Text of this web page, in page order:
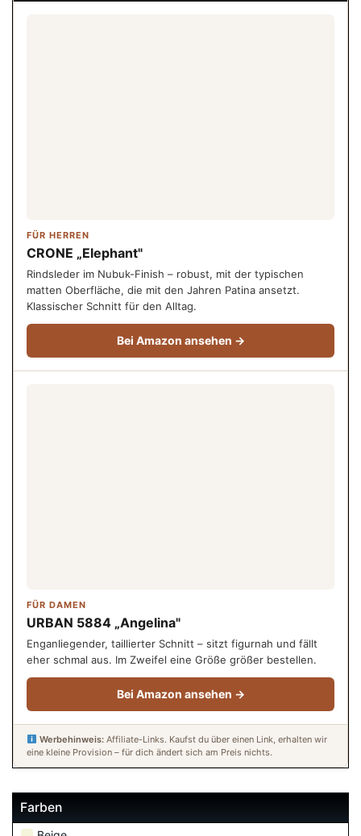
FÜR HERREN
CRONE „Elephant"
Rindsleder im Nubuk-Finish – robust, mit der typischen
matten Oberfläche, die mit den Jahren Patina ansetzt.
Klassischer Schnitt für den Alltag.
Bei Amazon ansehen →
FÜR DAMEN
URBAN 5884 „Angelina"
Enganliegender, taillierter Schnitt – sitzt figurnah und fällt
eher schmal aus. Im Zweifel eine Größe größer bestellen.
Bei Amazon ansehen →
Werbehinweis:Affiliate-Links. Kaufst du über einen Link, erhalten wir
eine kleine Provision – für dich ändert sich am Preis nichts.
Farben